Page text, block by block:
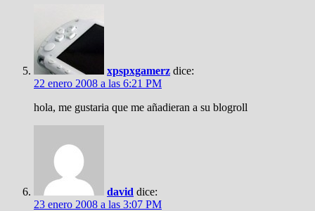
xpspxgamerz dice:
22 enero 2008 a las 6:21 PM
hola, me gustaria que me añadieran a su blogroll
david dice:
23 enero 2008 a las 3:07 PM